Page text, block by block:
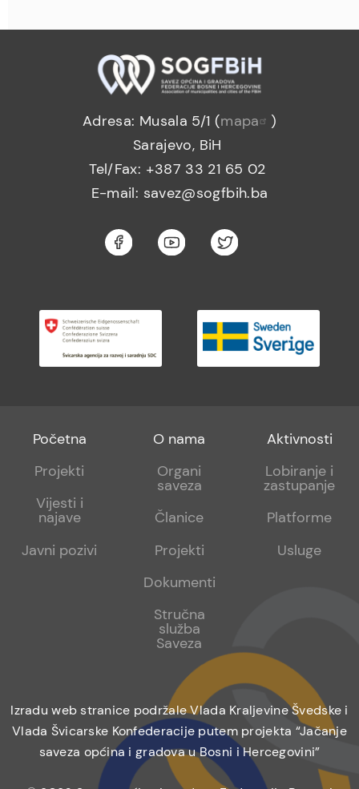
Adresa: Musala 5/1 (mapa
)
Sarajevo, BiH
Tel/Fax: +387 33 21 65 02
E-mail: savez@sogfbih.ba
Footer
menu
Početna
Projekti
Vijesti i
najave
Javni pozivi
Footer
sub
O nama
Organi
saveza
Članice
Projekti
Dokumenti
Stručna
služba
Saveza
Footer
sub
Aktivnosti
Lobiranje i
zastupanje
Platforme
Usluge
Izradu web stranice podržale Vlada Kraljevine Švedske i
Vlada Švicarske Konfederacije putem projekta “Jačanje
saveza općina i gradova u Bosni i Hercegovini”